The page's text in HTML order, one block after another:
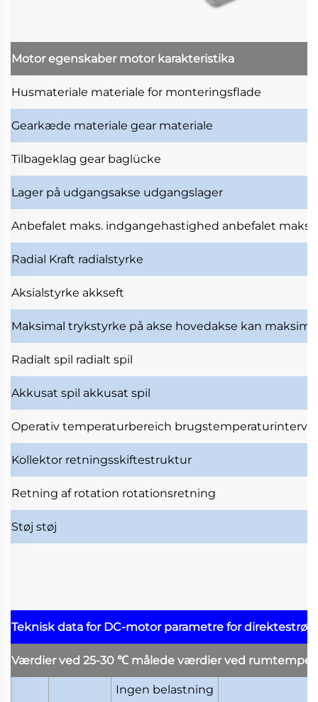
Motor egenskaber motor karakteristika
Husmateriale materiale for monteringsflade
Gearkæde materiale gear materiale
Tilbageklag gear baglücke
Lager på udgangsakse udgangslager
Anbefalet maks. indgangehastighed anbefalet
Radial Kraft radialstyrke
Aksialstyrke akkseft
Maksimal trykstyrke på akse hovedakse kan
Radialt spil radialt spil
Akkusat spil akkusat spil
Operativ temperaturbereich brugstemperaturinterval
Kollektor retningsskiftestruktur
Retning af rotation rotationsretning
Støj støj
Teknisk data for DC-motor parametre for
Værdier ved 25-30 ℃ målede værdier ved
Ingen belastning